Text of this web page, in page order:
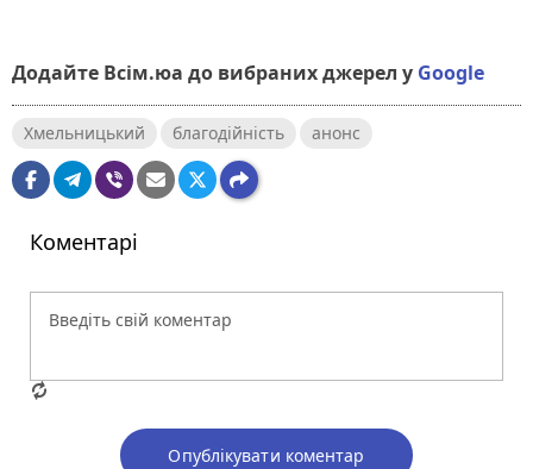
Додайте Всім.юа до вибраних джерел у Google
Хмельницький благодійність анонс
Коментарі
Опублікувати коментар